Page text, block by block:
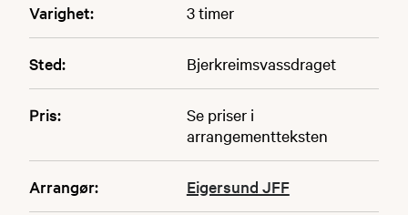
Varighet: 3 timer
Sted: Bjerkreimsvassdraget
Pris:
Se priser i
arrangementteksten
Arrangør: Eigersund JFF